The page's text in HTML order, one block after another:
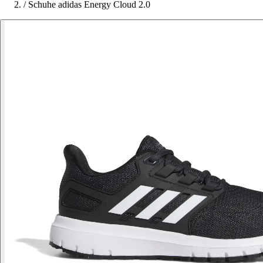
/ Schuhe adidas Energy Cloud 2.0